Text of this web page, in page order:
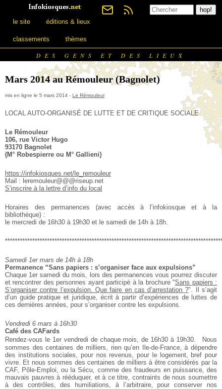
le site éditions & lieux
classements thèmes
DES GENS ET DES LIEUX
Mars 2014 au Rémouleur (Bagnolet)
mis en ligne le 5 mars 2014 - Le Rémouleur
LOCAL AUTO-ORGANISÉ DE LUTTE ET DE CRITIQUE SOCIALE
Le Rémouleur
106, rue Victor Hugo
93170 Bagnolet
(M° Robespierre ou M° Gallieni)
https://infokiosques.net/le_remouleur
Mail : leremouleur@@@riseup.net
S’inscrire à la lettre d’info du local
Horaires des permanences (avec accès à l’infokiosque et à la
bibliothèque) :
le mercredi de 16h30 à 19h30 et le samedi de 14h à 18h.
Samedi 1er mars de 14h à 18h
Permanence “Sans papiers : s’organiser face aux expulsions”
Chaque 1er samedi du mois, lors des permanences vous pourrez discuter
et rencontrer des personnes ayant participé à la brochure "Sans papiers :
S’organiser contre l’expulsion. Que faire en cas d’arrestation ?". Il
s’agit
d’un guide pratique et juridique, écrit à partir d’expériences deluttes de
ces dernières années, pour s’organiser contre les expulsions.
Vendredi 6 mars à 16h30
Café des CAFards
Rendez-vous le 1er vendredi de chaque mois, de 16h30 à 19h30. Nous
sommes des centaines de milliers, rien qu’en Ile-de-France, à dépendre
des institutions sociales, pour nos revenus, pour le logement, bref pour
vivre. Et nous sommes des centaines de milliers à être considérés par la
CAF, Pôle-Emploi, ou la Sécu, comme des fraudeurs en puissance, des
mauvais pauvres à rééduquer, et à ce titre, contraints de nous soumettre
àdes contrôles, des humiliations, à l’arbitraire, pour conserver nos